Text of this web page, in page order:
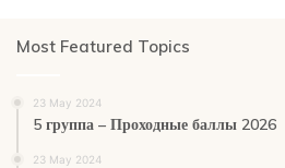
Most Featured Topics
23 May 2024
5 группа – Проходные баллы 2026
23 May 2024